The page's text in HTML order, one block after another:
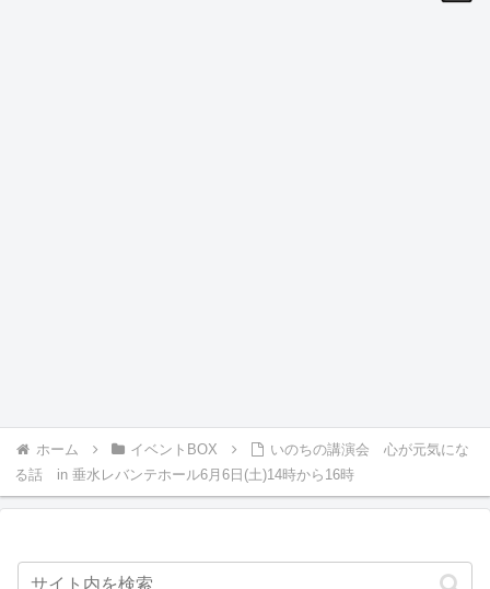
ホーム イベントBOX
いのちの講演会 心が元気にな
る話 in 垂水レバンテホール6月6日(土)14時から16時